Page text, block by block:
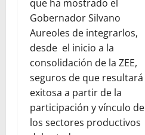
que ha mostrado el
Gobernador Silvano
Aureoles de integrarlos,
desde el inicio a la
consolidación de la ZEE,
seguros de que resultará
exitosa a partir de la
participación y vínculo de
los sectores productivos